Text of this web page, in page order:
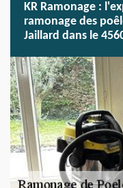
KR Ramonage :
ramonage des
Jaillard dans le